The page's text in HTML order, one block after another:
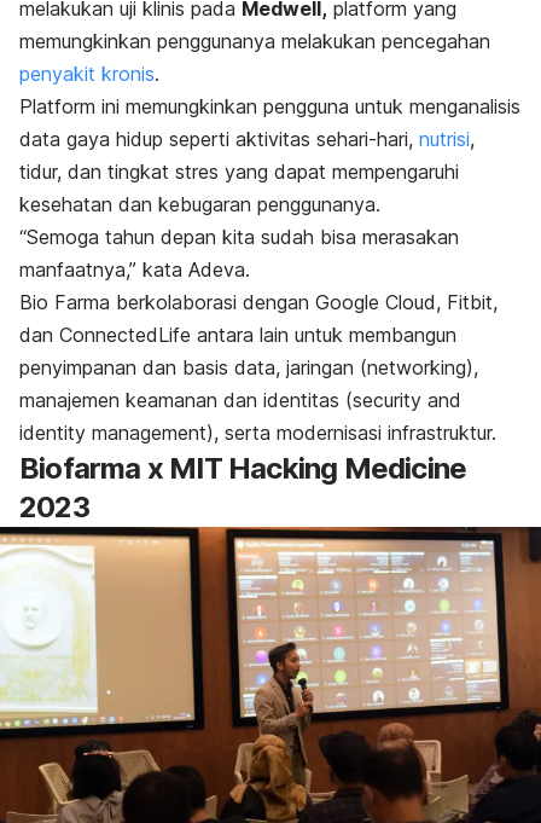
melakukan uji klinis pada Medwell, platform yang
memungkinkan penggunanya melakukan pencegahan
penyakit kronis.
Platform ini memungkinkan pengguna untuk menganalisis
data gaya hidup seperti aktivitas sehari-hari, nutrisi,
tidur, dan tingkat stres yang dapat mempengaruhi
kesehatan dan kebugaran penggunanya.
“Semoga tahun depan kita sudah bisa merasakan
manfaatnya,” kata Adeva.
Bio Farma berkolaborasi dengan Google Cloud, Fitbit,
dan ConnectedLife antara lain untuk membangun
penyimpanan dan basis data, jaringan (networking),
manajemen keamanan dan identitas (security and
identity management), serta modernisasi infrastruktur.
Biofarma x MIT Hacking Medicine
2023